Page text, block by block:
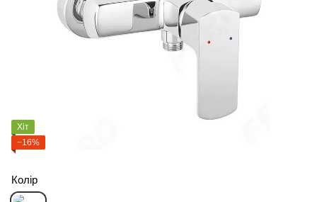
Хіт
−16%
Колір